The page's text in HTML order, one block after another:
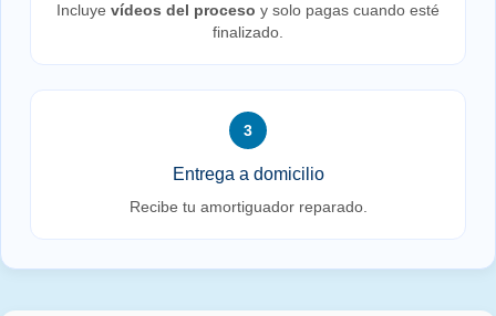
Incluye vídeos del proceso y solo pagas cuando esté
finalizado.
3
Entrega a domicilio
Recibe tu amortiguador reparado.